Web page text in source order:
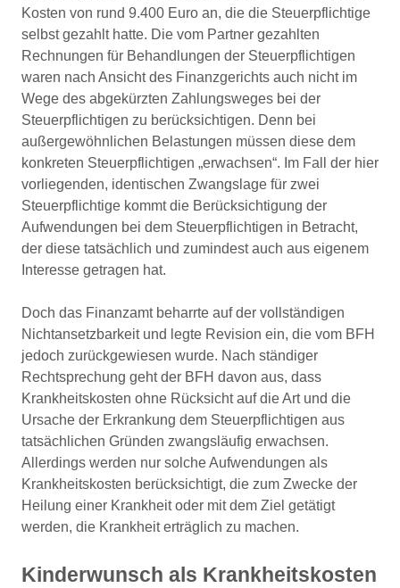
Kosten von rund 9.400 Euro an, die die Steuerpflichtige
selbst gezahlt hatte. Die vom Partner gezahlten
Rechnungen für Behandlungen der Steuerpflichtigen
waren nach Ansicht des Finanzgerichts auch nicht im
Wege des abgekürzten Zahlungsweges bei der
Steuerpflichtigen zu berücksichtigen. Denn bei
außergewöhnlichen Belastungen müssen diese dem
konkreten Steuerpflichtigen „erwachsen“. Im Fall der hier
vorliegenden, identischen Zwangslage für zwei
Steuerpflichtige kommt die Berücksichtigung der
Aufwendungen bei dem Steuerpflichtigen in Betracht,
der diese tatsächlich und zumindest auch aus eigenem
Interesse getragen hat.
Doch das Finanzamt beharrte auf der vollständigen
Nichtansetzbarkeit und legte Revision ein, die vom BFH
jedoch zurückgewiesen wurde. Nach ständiger
Rechtsprechung geht der BFH davon aus, dass
Krankheitskosten ohne Rücksicht auf die Art und die
Ursache der Erkrankung dem Steuerpflichtigen aus
tatsächlichen Gründen zwangsläufig erwachsen.
Allerdings werden nur solche Aufwendungen als
Krankheitskosten berücksichtigt, die zum Zwecke der
Heilung einer Krankheit oder mit dem Ziel getätigt
werden, die Krankheit erträglich zu machen.
Kinderwunsch als Krankheitskosten